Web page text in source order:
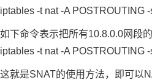
iptables -t nat -A POSTROUTING
如下命令表示把所有10.8.0.0网段
iptables -t nat -A POSTROUTING
这就是SNAT的使用方法，即可以